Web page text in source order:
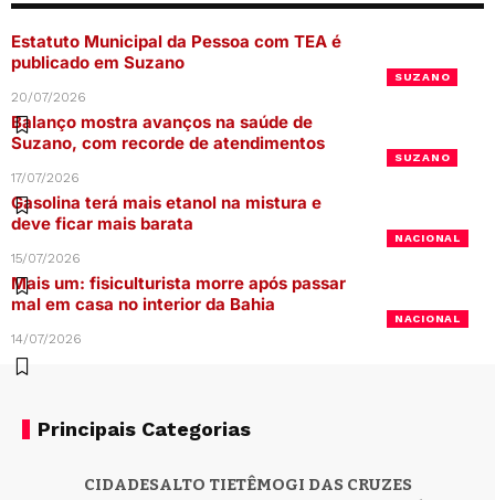
SUZANO
Estatuto Municipal da Pessoa com TEA é
publicado em Suzano
20/07/2026
SUZANO
Balanço mostra avanços na saúde de
Suzano, com recorde de atendimentos
17/07/2026
NACIONAL
Gasolina terá mais etanol na mistura e
deve ficar mais barata
15/07/2026
NACIONAL
Mais um: fisiculturista morre após passar
mal em casa no interior da Bahia
14/07/2026
Principais Categorias
CIDADESALTO TIETÊMOGI DAS CRUZES